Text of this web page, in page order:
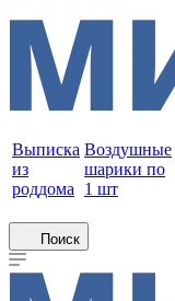
Выписка
из
роддома
Воздушные
шарики по
1 шт
Поиск